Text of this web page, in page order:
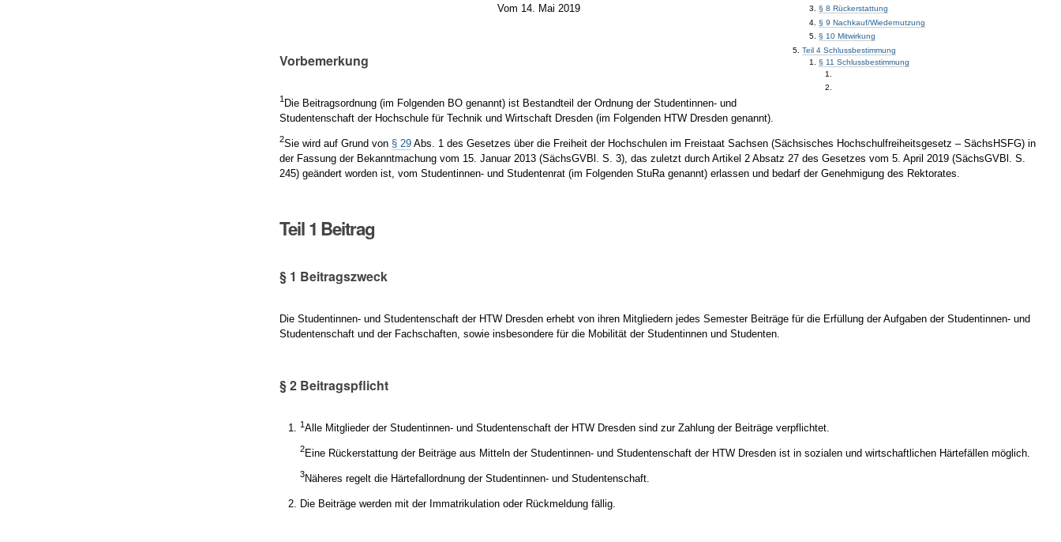
§ 8 Rückerstattung
§ 9 Nachkauf/Wiedernutzung
§ 10 Mitwirkung
Teil 4 Schlussbestimmung
§ 11 Schlussbestimmung
Vom 14. Mai 2019
Vorbemerkung
1 Die Beitragsordnung (im Folgenden BO genannt) ist Bestandteil der Ordnung der Studentinnen- und
Studentenschaft der Hochschule für Technik und Wirtschaft Dresden (im Folgenden HTW Dresden genannt).
2Sie wird auf Grund von § 29 Abs. 1 des Gesetzes über die Freiheit der Hochschulen im Freistaat Sachsen (Sächsisches Hochschulfreiheitsgesetz – SächsHSFG) in
der Fassung der Bekanntmachung vom 15. Januar 2013 (SächsGVBl. S. 3), das zuletzt durch Artikel 2 Absatz 27 des Gesetzes vom 5. April 2019 (SächsGVBl. S.
245) geändert worden ist, vom Studentinnen- und Studentenrat (im Folgenden StuRa genannt) erlassen und bedarf der Genehmigung des Rektorates.
Teil 1 Beitrag
§ 1 Beitragszweck
Die Studentinnen- und Studentenschaft der HTW Dresden erhebt von ihren Mitgliedern jedes Semester Beiträge für die Erfüllung der Aufgaben der Studentinnen- und
Studentenschaft und der Fachschaften, sowie insbesondere für die Mobilität der Studentinnen und Studenten.
§ 2 Beitragspflicht
1Alle Mitglieder der Studentinnen- und Studentenschaft der HTW Dresden sind zur Zahlung der Beiträge verpflichtet.
2Eine Rückerstattung der Beiträge aus Mitteln der Studentinnen- und Studentenschaft der HTW Dresden ist in sozialen und wirtschaftlichen Härtefällen möglich.
3Näheres regelt die Härtefallordnung der Studentinnen- und Studentenschaft.
Die Beiträge werden mit der Immatrikulation oder Rückmeldung fällig.